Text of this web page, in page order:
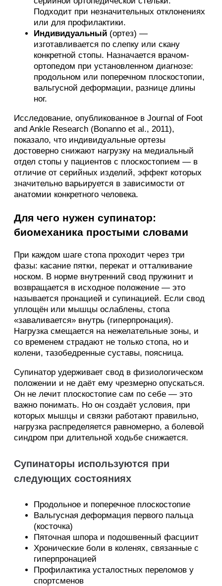
Подходит при незначительных отклонениях
или для профилактики.
Индивидуальный (ортез) —
изготавливается по слепку или скану
конкретной стопы. Назначается врачом-
ортопедом при установленном диагнозе:
продольном или поперечном плоскостопии,
вальгусной деформации, разнице длины
ног.
Исследование, опубликованное в Journal of Foot
and Ankle Research (Bonanno et al., 2011),
показало, что индивидуальные ортезы
достоверно снижают нагрузку на медиальный
отдел стопы у пациентов с плоскостопием — в
отличие от серийных изделий, эффект которых
значительно варьируется в зависимости от
анатомии конкретного человека.
Для чего нужен супинатор:
биомеханика простыми словами
При каждом шаге стопа проходит через три
фазы: касание пятки, перекат и отталкивание
носком. В норме внутренний свод пружинит и
возвращается в исходное положение — это
называется пронацией и супинацией. Если свод
уплощён или мышцы ослаблены, стопа
«заваливается» внутрь (гиперпронация).
Нагрузка смещается на нежелательные зоны, и
со временем страдают не только стопа, но и
колени, тазобедренные суставы, поясница.
Супинатор удерживает свод в физиологическом
положении и не даёт ему чрезмерно опускаться.
Он не лечит плоскостопие сам по себе — это
важно понимать. Но он создаёт условия, при
которых мышцы и связки работают правильно,
нагрузка распределяется равномерно, а болевой
синдром при длительной ходьбе снижается.
Супинаторы используются при
следующих состояниях
Продольное и поперечное плоскостопие
Вальгусная деформация первого пальца
(косточка)
Пяточная шпора и подошвенный фасциит
Хронические боли в коленях, связанные с
гиперпронацией
Профилактика усталостных переломов у
спортсменов